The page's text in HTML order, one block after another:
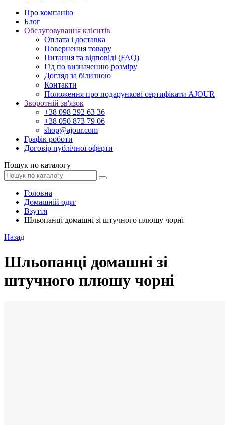
Про компанію
Блог
Обслуговування клієнтів
Оплата і доставка
Повернення товару
Питання та відповіді (FAQ)
Гід по визначенню розміру
Догляд за білизною
Контакти
Положення про подарункові сертифікати AJOUR
Зворотній зв'язок
+38 098 292 63 36
+38 050 873 79 06
shop@ajour.com
Графік роботи
Договір публічної оферти
Пошук по каталогу
Головна
Домашній одяг
Взуття
Шльопанці домашні зі штучного плюшу чорні
Назад
Шльопанці домашні зі
штучного плюшу чорні